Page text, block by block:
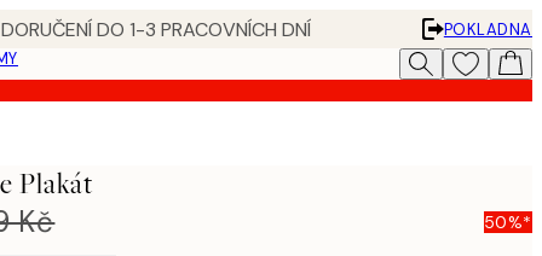
DO 1-3 PRACOVNÍCH DNÍ
POKLADNA
Plakát
Kč 50%*